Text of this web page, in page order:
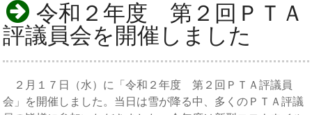
令和２年度 第２回ＰＴＡ
評議員会を開催しました
２月１７日（水）に「令和２年度 第２回ＰＴＡ評議員
会」を開催しました。当日は雪が降る中、多くのＰＴＡ評議